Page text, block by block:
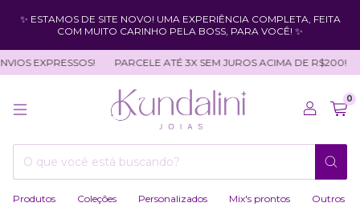
✨ ESTAMOS DE SITE NOVO! UMA EXPERIÊNCIA COMPLETA, FEITA
COM MUITO CARINHO PELA BOSS, PARA VOCÊ! ✨
EXPRESSOS! PARCELE ATÉ 3X SEM JUROS ACIMA DE R$200!
0
Produtos Coleções Personalizados Mix's prontos Outros